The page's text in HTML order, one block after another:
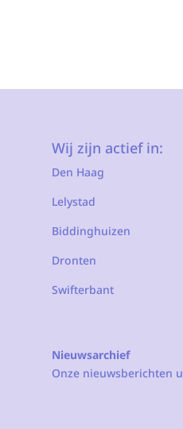
Wij zijn actief in:
Den Haag
Lelystad
Biddinghuizen
Dronten
Swifterbant
Nieuwsarchief
Onze nieuwsberichten